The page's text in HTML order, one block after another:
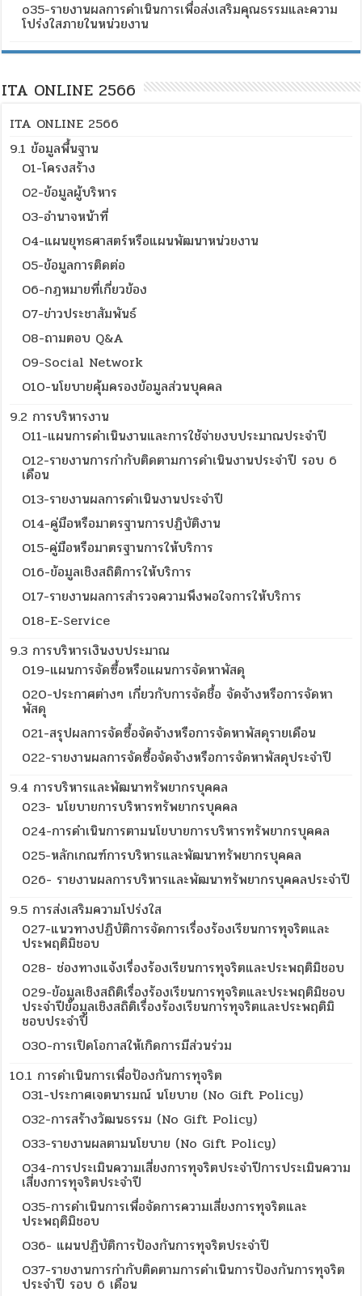
o35-รายงานผลการดำเนินการเพื่อส่งเสริมคุณธรรมและความ
โปร่งใสภายในหน่วยงาน
ITA ONLINE 2566
ITA ONLINE 2566
9.1 ข้อมูลพื้นฐาน
O1-โครงสร้าง
O2-ข้อมูลผู้บริหาร
O3-อำนาจหน้าที่
O4-แผนยุทธศาสตร์หรือแผนพัฒนาหน่วยงาน
O5-ข้อมูลการติดต่อ
O6-กฎหมายที่เกี่ยวข้อง
O7-ข่าวประชาสัมพันธ์
O8-ถามตอบ Q&A
O9-Social Network
O10-นโยบายคุ้มครองข้อมูลส่วนบุคคล
9.2 การบริหารงาน
O11-แผนการดำเนินงานและการใช้จ่ายงบประมาณประจำปี
O12-รายงานการกำกับติดตามการดำเนินงานประจำปี รอบ 6
เดือน
O13-รายงานผลการดำเนินงานประจำปี
O14-คู่มือหรือมาตรฐานการปฏิบัติงาน
O15-คู่มือหรือมาตรฐานการให้บริการ
O16-ข้อมูลเชิงสถิติการให้บริการ
O17-รายงานผลการสำรวจความพึงพอใจการให้บริการ
018-E-Service
9.3 การบริหารเงินงบประมาณ
019-แผนการจัดซื้อหรือแผนการจัดหาพัสดุ
020-ประกาศต่างๆ เกี่ยวกับการจัดชื้อ จัดจ้างหรือการจัดหา
พัสดุ
021-สรุปผลการจัดซื้อจัดจ้างหรือการจัดหาพัสดุรายเดือน
022-รายงานผลการจัดซื้อจัดจ้างหรือการจัดหาพัสดุประจำปี
9.4 การบริหารและพัฒนาทรัพยากรบุคคล
023- นโยบายการบริหารทรัพยากรบุคคล
024-การดำเนินการตามนโยบายการบริหารทรัพยากรบุคคล
025-หลักเกณฑ์การบริหารและพัฒนาทรัพยากรบุคคล
026- รายงานผลการบริหารและพัฒนาทรัพยากรบุคคลประจำปี
9.5 การส่งเสริมความโปร่งใส
027-แนวทางปฏิบัติการจัดการเรื่องร้องเรียนการทุจริตและ
ประพฤติมิชอบ
028- ช่องทางแจ้งเรื่องร้องเรียนการทุจริตและประพฤติมิชอบ
029-ข้อมูลเชิงสถิติเรื่องร้องเรียนการทุจริตและประพฤติมิชอบ
ประจำปีข้อมูลเชิงสถิติเรื่องร้องเรียนการทุจริตและประพฤติมิ
ชอบประจำปี
O30-การเปิดโอกาสให้เกิดการมีส่วนร่วม
10.1 การดำเนินการเพื่อป้องกันการทุจริต
O31-ประกาศเจตนารมณ์ นโยบาย (No Gift Policy)
O32-การสร้างวัฒนธรรม (No Gift Policy)
O33-รายงานผลตามนโยบาย (No Gift Policy)
O34-การประเมินความเสี่ยงการทุจริตประจำปีการประเมินความ
เสี่ยงการทุจริตประจำปี
O35-การดำเนินการเพื่อจัดการความเสี่ยงการทุจริตและ
ประพฤติมิชอบ
O36- แผนปฏิบัติการป้องกันการทุจริตประจำปี
O37-รายงานการกำกับติดตามการดำเนินการป้องกันการทุจริต
ประจำปี รอบ 6 เดือน